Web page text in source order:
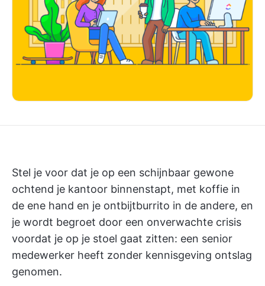
Stel je voor dat je op een schijnbaar gewone
ochtend je kantoor binnenstapt, met koffie in
de ene hand en je ontbijtburrito in de andere, en
je wordt begroet door een onverwachte crisis
voordat je op je stoel gaat zitten: een senior
medewerker heeft zonder kennisgeving ontslag
genomen.